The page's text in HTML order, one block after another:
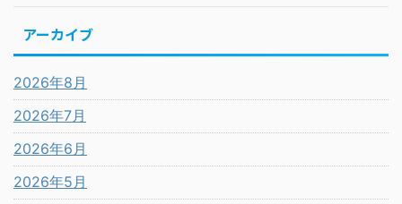
アーカイブ
2026年8月
2026年7月
2026年6月
2026年5月